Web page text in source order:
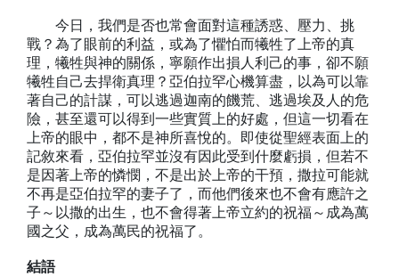
今日，我們是否也常會面對這種誘惑、壓力、挑
戰？為了眼前的利益，或為了懼怕而犧牲了上帝的真
理，犧牲與神的關係，寧願作出損人利己的事，卻不願
犧牲自己去捍衛真理？亞伯拉罕心機算盡，以為可以靠
著自己的計謀，可以逃過迦南的饑荒、逃過埃及人的危
險，甚至還可以得到一些實質上的好處，但這一切看在
上帝的眼中，都不是神所喜悅的。即使從聖經表面上的
記敘來看，亞伯拉罕並沒有因此受到什麼虧損，但若不
是因著上帝的憐憫，不是出於上帝的干預，撒拉可能就
不再是亞伯拉罕的妻子了，而他們後來也不會有應許之
子～以撒的出生，也不會得著上帝立約的祝福～成為萬
國之父，成為萬民的祝福了。
結語